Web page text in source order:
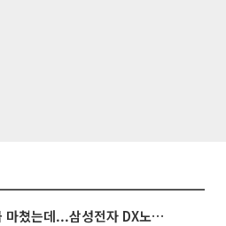
3445억 자사주 지급 마쳤는데...삼성전자 DX노조, 뒤늦은 '떼쓰기 집회'